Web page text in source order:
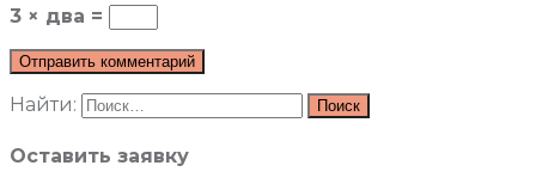
3 × два =
Найти:
Оставить заявку